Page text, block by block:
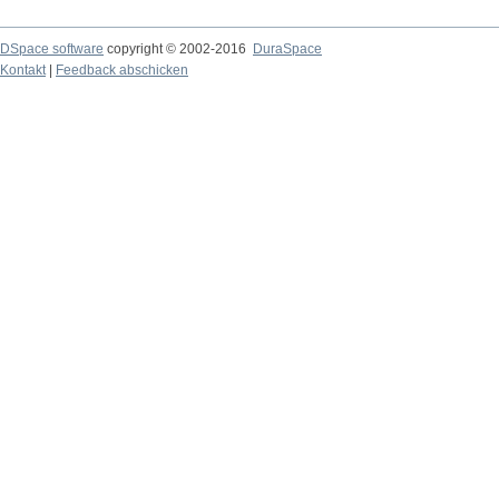
DSpace software copyright © 2002-2016
DuraSpace
Kontakt| Feedback abschicken